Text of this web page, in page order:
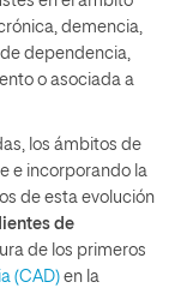
demencia,
dependencia,
o asociada a
los ámbitos de
e incorporando la
de esta evolución
de
de los primeros
(CAD) en la